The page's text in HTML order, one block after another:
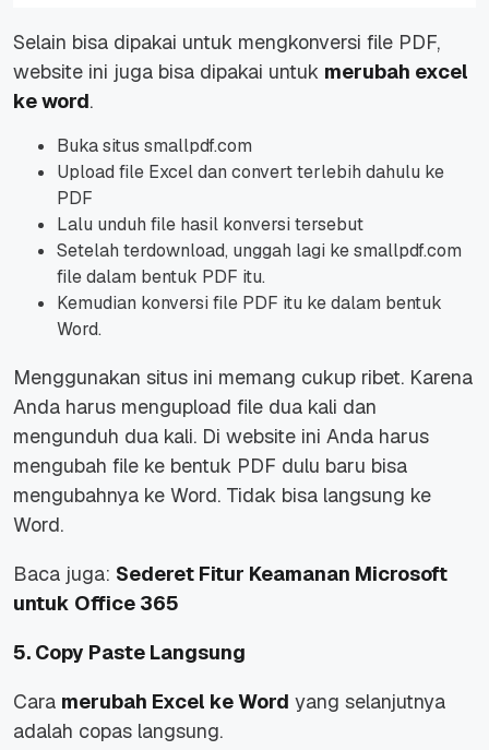
Selain bisa dipakai untuk mengkonversi file PDF,
website ini juga bisa dipakai untuk merubah excel
ke word.
Buka situs smallpdf.com
Upload file Excel dan convert terlebih dahulu ke
PDF
Lalu unduh file hasil konversi tersebut
Setelah terdownload, unggah lagi ke smallpdf.com
file dalam bentuk PDF itu.
Kemudian konversi file PDF itu ke dalam bentuk
Word.
Menggunakan situs ini memang cukup ribet. Karena
Anda harus mengupload file dua kali dan
mengunduh dua kali. Di website ini Anda harus
mengubah file ke bentuk PDF dulu baru bisa
mengubahnya ke Word. Tidak bisa langsung ke
Word.
Baca juga: Sederet Fitur Keamanan Microsoft
untuk Office 365
5. Copy Paste Langsung
Cara merubah Excel ke Word yang selanjutnya
adalah copas langsung.